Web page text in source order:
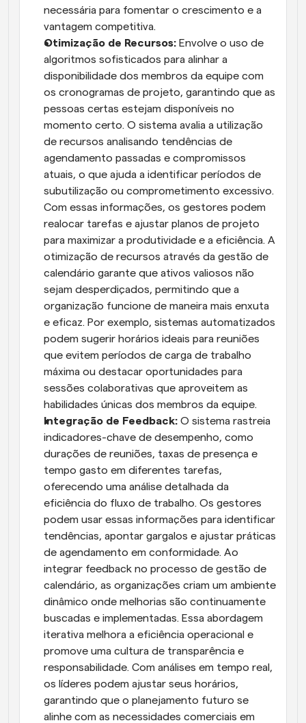
necessária para fomentar o crescimento e a
vantagem competitiva.
Otimização de Recursos: Envolve o uso de
algoritmos sofisticados para alinhar a
disponibilidade dos membros da equipe com
os cronogramas de projeto, garantindo que as
pessoas certas estejam disponíveis no
momento certo. O sistema avalia a utilização
de recursos analisando tendências de
agendamento passadas e compromissos
atuais, o que ajuda a identificar períodos de
subutilização ou comprometimento excessivo.
Com essas informações, os gestores podem
realocar tarefas e ajustar planos de projeto
para maximizar a produtividade e a eficiência. A
otimização de recursos através da gestão de
calendário garante que ativos valiosos não
sejam desperdiçados, permitindo que a
organização funcione de maneira mais enxuta
e eficaz. Por exemplo, sistemas automatizados
podem sugerir horários ideais para reuniões
que evitem períodos de carga de trabalho
máxima ou destacar oportunidades para
sessões colaborativas que aproveitem as
habilidades únicas dos membros da equipe.
Integração de Feedback: O sistema rastreia
indicadores-chave de desempenho, como
durações de reuniões, taxas de presença e
tempo gasto em diferentes tarefas,
oferecendo uma análise detalhada da
eficiência do fluxo de trabalho. Os gestores
podem usar essas informações para identificar
tendências, apontar gargalos e ajustar práticas
de agendamento em conformidade. Ao
integrar feedback no processo de gestão de
calendário, as organizações criam um ambiente
dinâmico onde melhorias são continuamente
buscadas e implementadas. Essa abordagem
iterativa melhora a eficiência operacional e
promove uma cultura de transparência e
responsabilidade. Com análises em tempo real,
os líderes podem ajustar seus horários,
garantindo que o planejamento futuro se
alinhe com as necessidades comerciais em